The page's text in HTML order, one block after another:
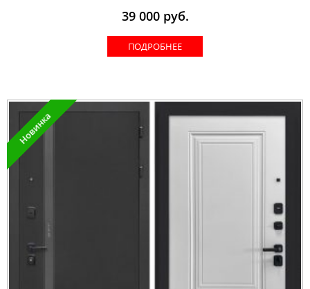
39 000руб.
ПОДРОБНЕЕ
Новинка